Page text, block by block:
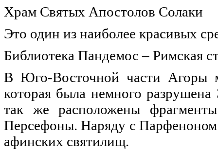
Храм Святых Апостолов Солаки
Это один из наиболее красивых
Библиотека Пандемос – Римская
В Юго-Восточной части Агоры
которая была немного
так же расположены
Персефоны. Наряду с
афинских святилищ.